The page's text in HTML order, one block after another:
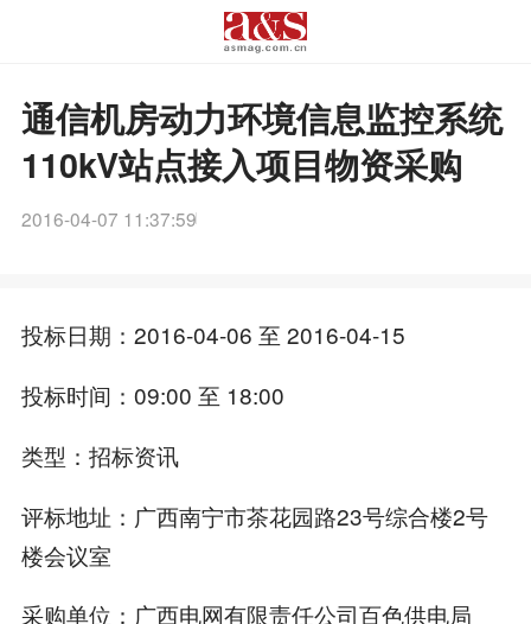
通信机房动力环境信息监控系统
110kV站点接入项目物资采购
2016-04-07 11:37:59
投标日期：2016-04-06 至 2016-04-15
投标时间：09:00 至 18:00
类型：招标资讯
评标地址：广西南宁市茶花园路23号综合楼2号
楼会议室
采购单位：广西电网有限责任公司百色供电局